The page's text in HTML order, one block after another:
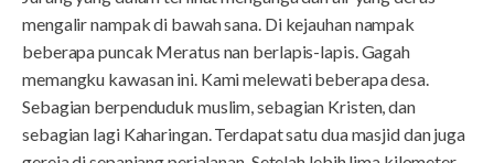
mengalir nampak di bawah sana. Di kejauhan nampak
beberapa puncak Meratus nan berlapis-lapis. Gagah
memangku kawasan ini. Kami melewati beberapa desa.
Sebagian berpenduduk muslim, sebagian Kristen, dan
sebagian lagi Kaharingan. Terdapat satu dua masjid dan juga